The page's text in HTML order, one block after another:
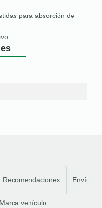
para absorción de
Recomendaciones Envíos
Marca vehículo: